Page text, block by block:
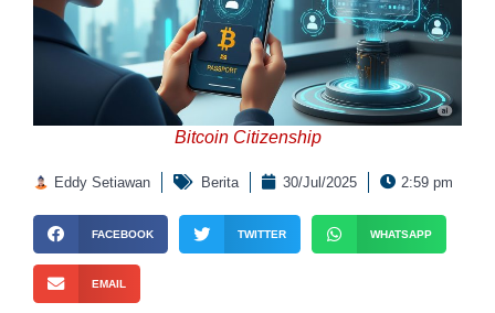
Bitcoin Citizenship
Eddy Setiawan Berita 30/Jul/2025 2:59 pm
FACEBOOK TWITTER WHATSAPP
EMAIL